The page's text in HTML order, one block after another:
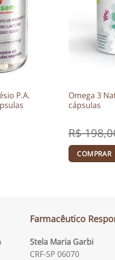
P.A.
Omega 3
cápsulas
R$
COMPRAR
Farmacêutico
Stela Maria Garbi
CRF-SP 06070